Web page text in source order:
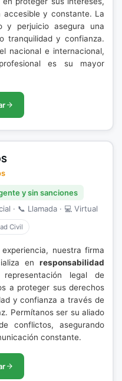
accesible y constante. La
y perjuicio asegura una
tranquilidad y confianza.
nacional e internacional,
es su mayor
y sin sanciones
· 📞 Llamada · 💻 Virtual
Civil
nuestra firma
en responsabilidad
legal de
a proteger sus derechos
y confianza a través de
Permítanos ser su aliado
conflictos, asegurando
constante.